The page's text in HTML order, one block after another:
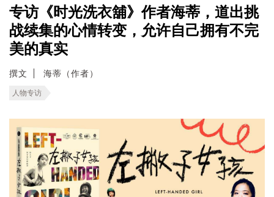
专访《时光洗衣舖》作者海蒂，道出挑
战续集的心情转变，允许自己拥有不完
美的真实
撰文 海蒂（作者）
人物专访